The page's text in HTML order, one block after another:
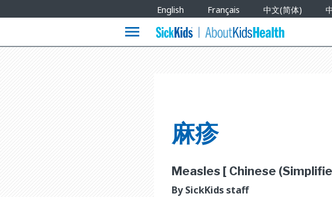
Languages
English Français 中文(简体)
menu
麻疹
Measles [ Chinese
By SickKids staff